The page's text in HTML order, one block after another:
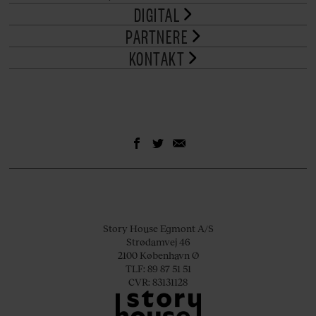
DIGITAL
PARTNERE
KONTAKT
Story House Egmont A/S
Strødamvej 46
2100 København Ø
TLF: 89 87 51 51
CVR: 83131128